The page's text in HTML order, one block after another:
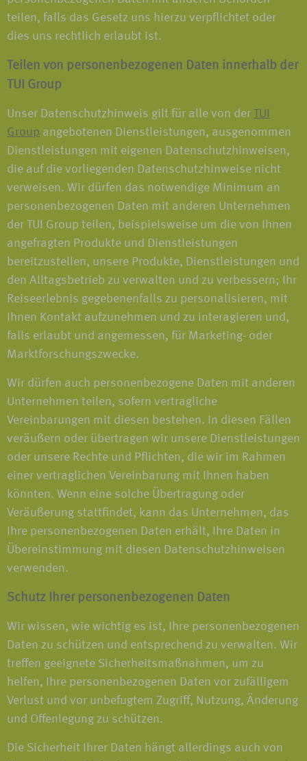
teilen, falls das Gesetz uns hierzu verpflichtet oder
dies uns rechtlich erlaubt ist.
Teilen von personenbezogenen Daten innerhalb der
TUI Group
Unser Datenschutzhinweis gilt für alle von der TUI
Group angebotenen Dienstleistungen, ausgenommen
Dienstleistungen mit eigenen Datenschutzhinweisen,
die auf die vorliegenden Datenschutzhinweise nicht
verweisen. Wir dürfen das notwendige Minimum an
personenbezogenen Daten mit anderen Unternehmen
der TUI Group teilen, beispielsweise um die von Ihnen
angefragten Produkte und Dienstleistungen
bereitzustellen, unsere Produkte, Dienstleistungen und
den Alltagsbetrieb zu verwalten und zu verbessern; Ihr
Reiseerlebnis gegebenenfalls zu personalisieren, mit
Ihnen Kontakt aufzunehmen und zu interagieren und,
falls erlaubt und angemessen, für Marketing- oder
Marktforschungszwecke.
Wir dürfen auch personenbezogene Daten mit anderen
Unternehmen teilen, sofern vertragliche
Vereinbarungen mit diesen bestehen. In diesen Fällen
veräußern oder übertragen wir unsere Dienstleistungen
oder unsere Rechte und Pflichten, die wir im Rahmen
einer vertraglichen Vereinbarung mit Ihnen haben
könnten. Wenn eine solche Übertragung oder
Veräußerung stattfindet, kann das Unternehmen, das
Ihre personenbezogenen Daten erhält, Ihre Daten in
Übereinstimmung mit diesen Datenschutzhinweisen
verwenden.
Schutz Ihrer personenbezogenen Daten
Wir wissen, wie wichtig es ist, Ihre personenbezogenen
Daten zu schützen und entsprechend zu verwalten. Wir
treffen geeignete Sicherheitsmaßnahmen, um zu
helfen, Ihre personenbezogenen Daten vor zufälligem
Verlust und vor unbefugtem Zugriff, Nutzung, Änderung
und Offenlegung zu schützen.
Die Sicherheit Ihrer Daten hängt allerdings auch von